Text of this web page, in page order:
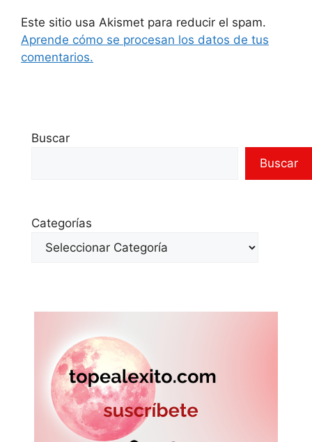
Este sitio usa Akismet para reducir el spam.
Aprende cómo se procesan los datos de tus
comentarios.
Buscar
Buscar
Categorías